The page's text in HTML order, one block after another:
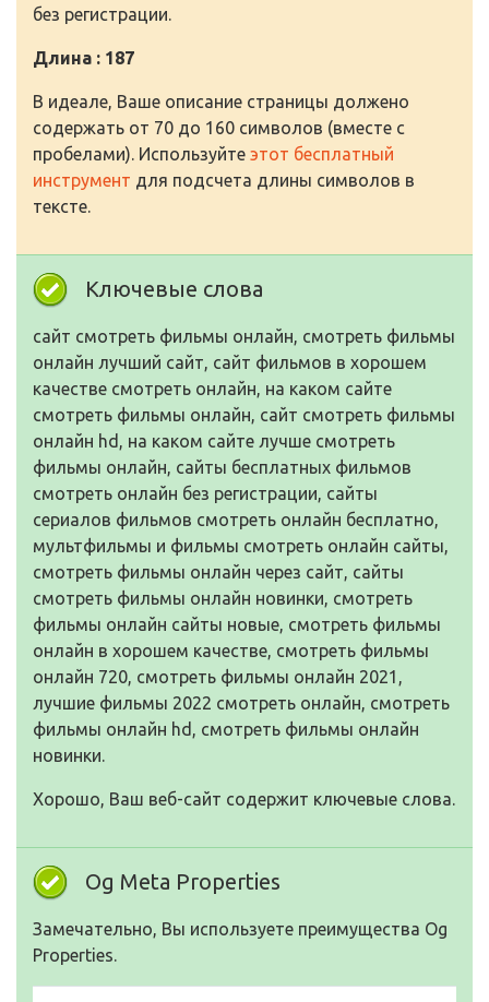
без регистрации.
Длина : 187
В идеале, Ваше описание страницы должено
содержать от 70 до 160 символов (вместе с
пробелами). Используйте этот бесплатный
инструмент для подсчета длины символов в
тексте.
Ключевые слова
сайт смотреть фильмы онлайн, смотреть фильмы
онлайн лучший сайт, сайт фильмов в хорошем
качестве смотреть онлайн, на каком сайте
смотреть фильмы онлайн, сайт смотреть фильмы
онлайн hd, на каком сайте лучше смотреть
фильмы онлайн, сайты бесплатных фильмов
смотреть онлайн без регистрации, сайты
сериалов фильмов смотреть онлайн бесплатно,
мультфильмы и фильмы смотреть онлайн сайты,
смотреть фильмы онлайн через сайт, сайты
смотреть фильмы онлайн новинки, смотреть
фильмы онлайн сайты новые, смотреть фильмы
онлайн в хорошем качестве, смотреть фильмы
онлайн 720, смотреть фильмы онлайн 2021,
лучшие фильмы 2022 смотреть онлайн, смотреть
фильмы онлайн hd, смотреть фильмы онлайн
новинки.
Хорошо, Ваш веб-сайт содержит ключевые слова.
Og Meta Properties
Замечательно, Вы используете преимущества Og
Properties.